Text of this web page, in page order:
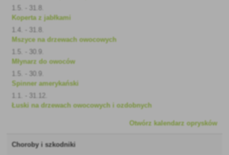
1.5. - 31.8.
Koperta z jabłkami
1.4. - 31.8.
Mszyce na drzewach owocowych
1.5. - 30.9.
Młynarz do owoców
1.5. - 30.9.
Spinner amerykański
1.1. - 31.12.
Łuski na drzewach owocowych i ozdobnych
Otwórz kalendarz oprysków
Choroby i szkodniki